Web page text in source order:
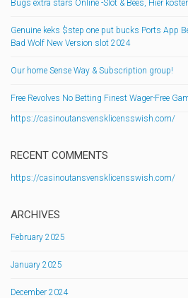
Bugs extra stars Online -Slot & Bees, Hier
Genuine keks $step one put bucks Ports App
Bad Wolf New Version slot 2024
Our home Sense Way & Subscription group!
Free Revolves No Betting Finest Wager-Free
https://casinoutansvensklicensswish.com/
RECENT COMMENTS
https://casinoutansvensklicensswish.com/
ARCHIVES
February 2025
January 2025
December 2024